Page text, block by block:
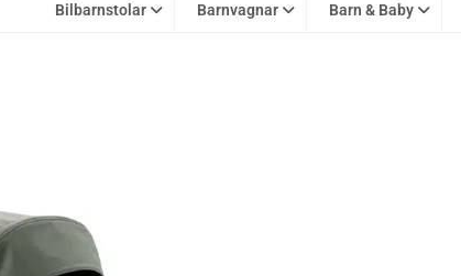
Bilbarnstolar Barnvagnar Barn & Baby